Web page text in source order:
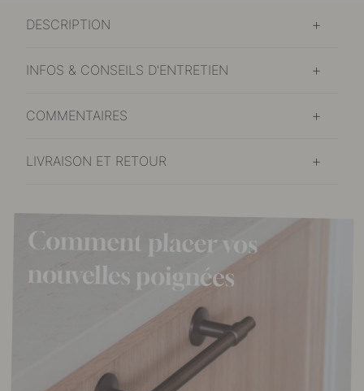
DESCRIPTION
INFOS & CONSEILS D'ENTRETIEN
COMMENTAIRES
LIVRAISON ET RETOUR